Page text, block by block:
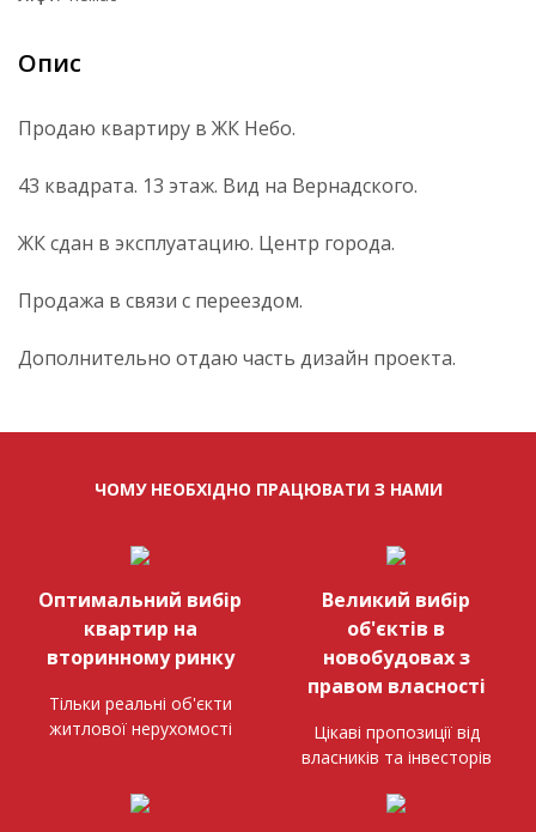
Опис
Продаю квартиру в ЖК Небо.
43 квадрата. 13 этаж. Вид на Вернадского.
ЖК сдан в эксплуатацию. Центр города.
Продажа в связи с переездом.
Дополнительно отдаю часть дизайн проекта.
ЧОМУ НЕОБХІДНО ПРАЦЮВАТИ З НАМИ
Оптимальний вибір
квартир на
вторинному ринку
Тільки реальні об'єкти
житлової нерухомості
Великий вибір
об'єктів в
новобудовах з
правом власності
Цікаві пропозиції від
власників та інвесторів